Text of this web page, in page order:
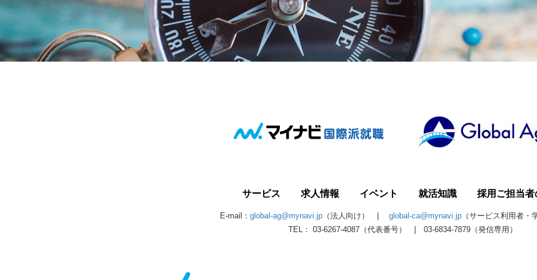
サービス 求人情報 イベント 就活知識 採用ご担当者
E-mail： global-ag@mynavi.jp（法人向け） | global-ca@mynavi.jp（サービス利用者・
TEL： 03-6267-4087（代表番号） | 03-6834-7879（発信専用）